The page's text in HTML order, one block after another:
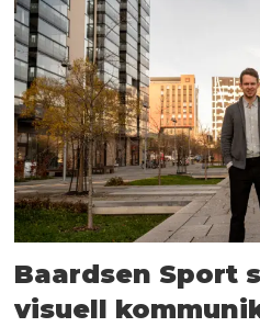
Baardsen Sport
visuell